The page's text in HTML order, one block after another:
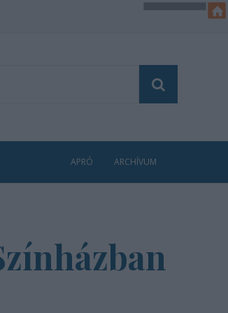
APRÓ ARCHÍVUM